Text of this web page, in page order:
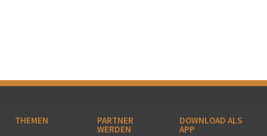
THEMEN PARTNER
WERDEN
DOWNLOAD ALS
APP